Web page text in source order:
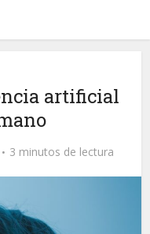
artificial
3 minutos de lectura